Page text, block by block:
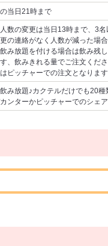
当日21時まで
数の変更は当日13時まで、3
の連絡がなく人数が減った場
み放題を付ける場合は飲み残
、飲みきれる量でご注文くだ
ピッチャーでの注文となります
み放題♪カクテルだけでも20
ンターかピッチャーでのシェ